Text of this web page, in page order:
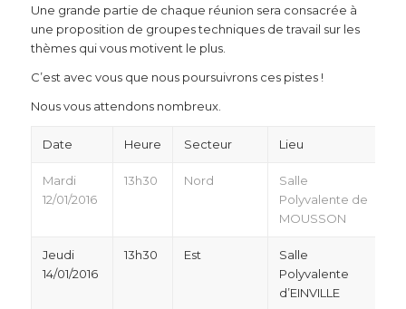
Une grande partie de chaque réunion sera consacrée à
une proposition de groupes techniques de travail sur les
thèmes qui vous motivent le plus.
C’est avec vous que nous poursuivrons ces pistes !
Nous vous attendons nombreux.
Date Heure Secteur Lieu
Mardi
12/01/2016
13h30 Nord
Salle
Polyvalente de
MOUSSON
Jeudi
14/01/2016
13h30 Est
Salle
Polyvalente
d’EINVILLE